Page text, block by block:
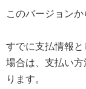
このバージョンか
すでに支払情報
場合は、支払い方
ります。